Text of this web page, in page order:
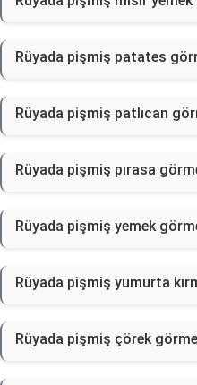
Rüyada pişmiş patates
Rüyada pişmiş patlıcan
Rüyada pişmiş pırasa
Rüyada pişmiş yemek
Rüyada pişmiş yumurta
Rüyada pişmiş çörek